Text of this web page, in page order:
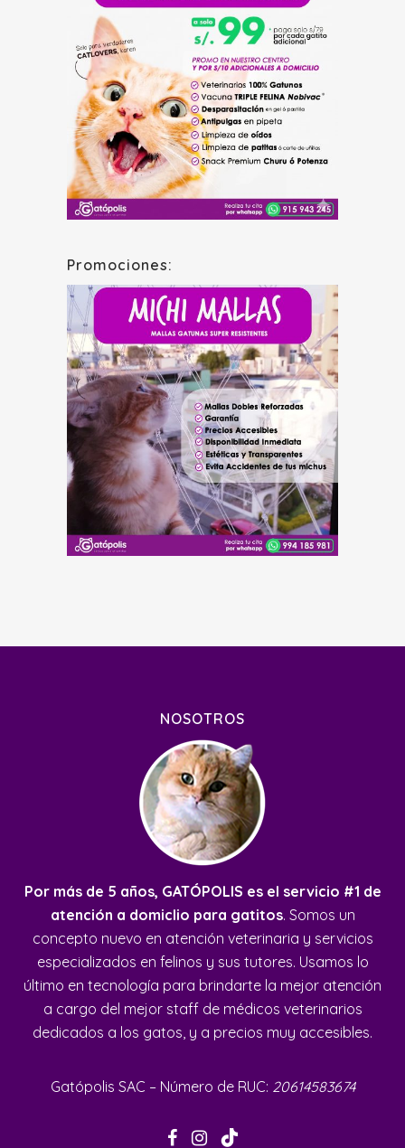
Promociones:
NOSOTROS
Por más de 5 años, GATÓPOLIS es el servicio #1 de
atención a domiclio para gatitos. Somos un
concepto nuevo en atención veterinaria y servicios
especializados en felinos y sus tutores. Usamos lo
último en tecnología para brindarte la mejor atención
a cargo del mejor staff de médicos veterinarios
dedicados a los gatos, y a precios muy accesibles.
Gatópolis SAC – Número de RUC: 20614583674